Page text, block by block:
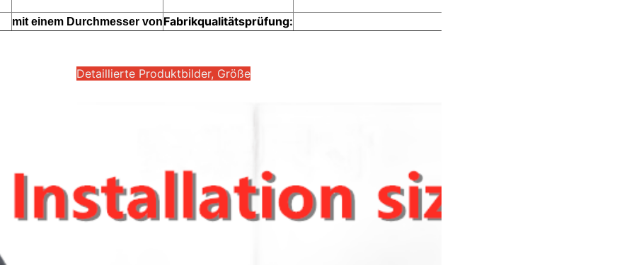
mit einem Durchmesser vonFabrikqualitätsprüfung:
Detaillierte Produktbilder, Größe